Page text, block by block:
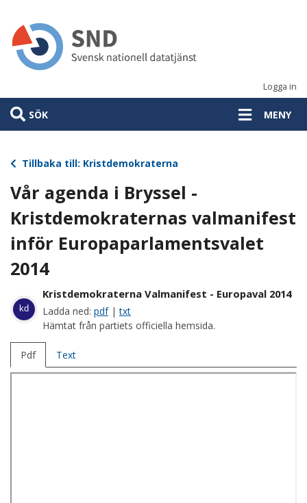
huvudinnehåll
Logga in
SÖK MENY
Tillbaka till: Kristdemokraterna
Vår agenda i Bryssel -
Kristdemokraternas valmanifest
inför Europaparlamentsvalet
2014
kd
Kristdemokraterna Valmanifest - Europaval 2014
Ladda ned: pdf|txt
Hämtat från partiets officiella hemsida.
Pdf Text